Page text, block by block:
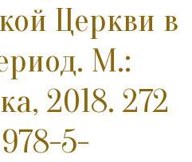
Церкви в
М.:
2018. 272
5-